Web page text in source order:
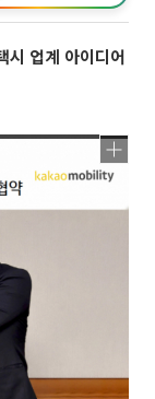
시 업계 아이디어